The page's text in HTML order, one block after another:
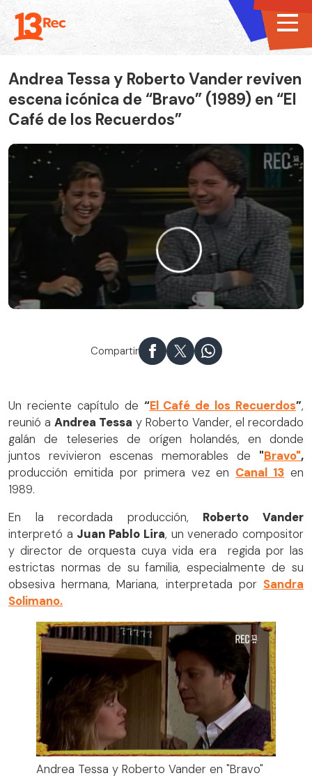
Andrea Tessa y Roberto Vander reviven
escena icónica de “Bravo” (1989) en “El
Café de los Recuerdos”
Compartir
Un reciente capítulo de “El Café de los Recuerdos”,
reunió a Andrea Tessa y Roberto Vander, el recordado
galán de teleseries de orígen holandés, en donde
juntos revivieron escenas memorables de "Bravo",
producción emitida por primera vez en Canal 13 en
1989.
En la recordada producción, Roberto Vander
interpretó a Juan Pablo Lira, un venerado compositor
y director de orquesta cuya vida era regida por las
estrictas normas de su familia, especialmente de su
obsesiva hermana, Mariana, interpretada por Sandra
Solimano.
Andrea Tessa y Roberto Vander en "Bravo"